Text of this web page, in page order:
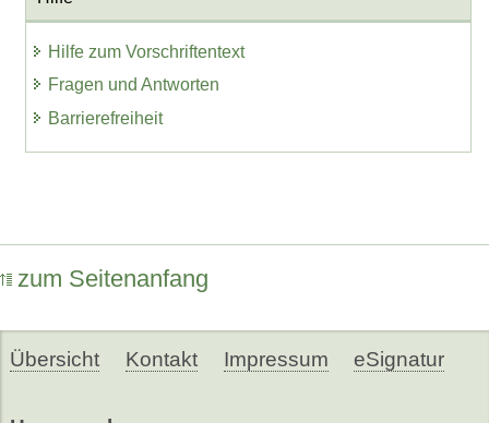
Hilfe zum Vorschriftentext
Fragen und Antworten
Barrierefreiheit
zum Seitenanfang
Übersicht Kontakt Impressum eSignatur